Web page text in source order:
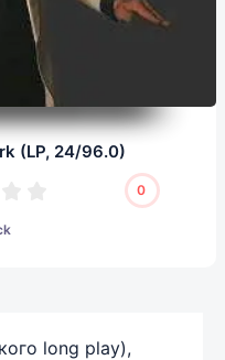
(LP, 24/96.0)
0
long play),